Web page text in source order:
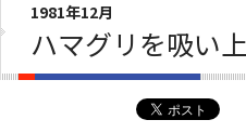
1981年12月
ハマグリを吸い